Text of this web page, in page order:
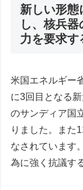
新しい形態
し、核兵
力を要求す
米国エネルギー
に3回目となる
のサンディア国
りました。また
なされています
為に強く抗議す